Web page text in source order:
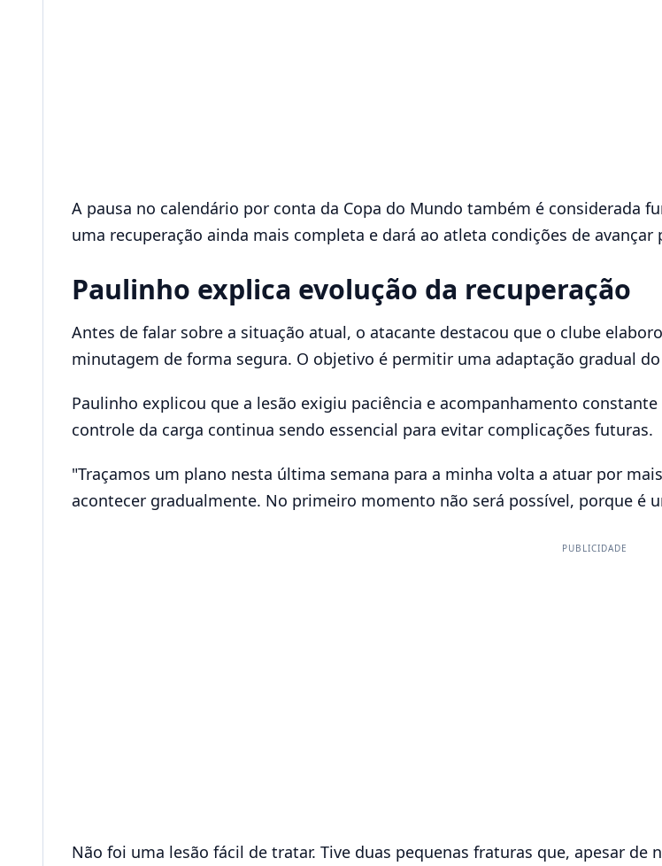
A pausa no calendário por conta da Copa do Mundo também é considerada
uma recuperação ainda mais completa e dará ao atleta condições de
Paulinho explica evolução da recuperação
Antes de falar sobre a situação atual, o atacante destacou que o clube
minutagem de forma segura. O objetivo é permitir uma adaptação gradual
Paulinho explicou que a lesão exigiu paciência e acompanhamento
controle da carga continua sendo essencial para evitar complicações futuras.
"Traçamos um plano nesta última semana para a minha volta a atuar por
acontecer gradualmente. No primeiro momento não será possível, porque é
PUBLICIDADE
Não foi uma lesão fácil de tratar. Tive duas pequenas fraturas que, apesar